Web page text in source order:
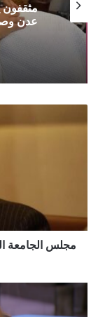
مثقفون
عدن
الجامعة
عام
جديد
خلفامجلس الجامعة
المبعوث